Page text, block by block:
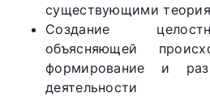
существующими
Создание
объясняющей
формирование и
деятельности